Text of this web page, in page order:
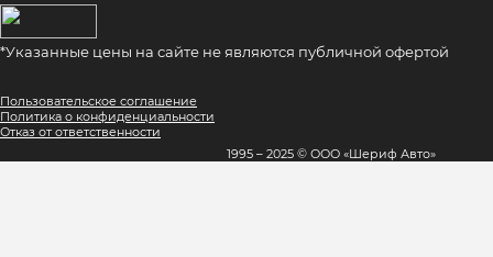
*Указанные цены на сайте не являются публичной офертой
Пользовательское соглашение
Политика о конфиденциальности
Отказ от ответственности
1995 – 2025 © ООО «Шериф Авто»